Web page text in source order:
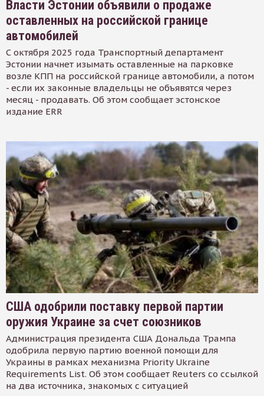
Власти Эстонии объявили о продаже
оставленных на российской границе
автомобилей
С октября 2025 года Транспортный департамент
Эстонии начнет изымать оставленные на парковке
возле КПП на российской границе автомобили, а потом
- если их законные владельцы не объявятся через
месяц - продавать. Об этом сообщает эстонское
издание ERR
США одобрили поставку первой партии
оружия Украине за счет союзников
Администрация президента США Дональда Трампа
одобрила первую партию военной помощи для
Украины в рамках механизма Priority Ukraine
Requirements List. Об этом сообщает Reuters со ссылкой
на два источника, знакомых с ситуацией